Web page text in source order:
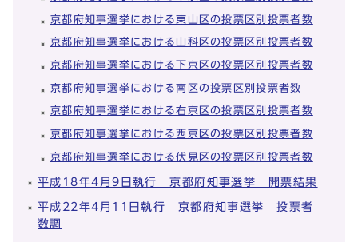
京都府知事選挙における東山区の投票区別投票者数
京都府知事選挙における山科区の投票区別投票者数
京都府知事選挙における下京区の投票区別投票者数
京都府知事選挙における南区の投票区別投票者数
京都府知事選挙における右京区の投票区別投票者数
京都府知事選挙における西京区の投票区別投票者数
京都府知事選挙における伏見区の投票区別投票者数
平成18年4月9日執行 京都府知事選挙 開票結果
平成22年4月11日執行 京都府知事選挙 投票者
数調